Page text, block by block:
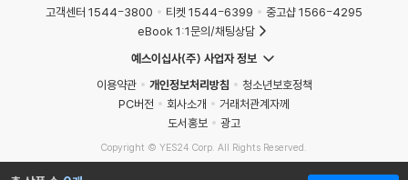
고객센터 1544-3800 티켓 1544-6399
중고샵 1566-4295
eBook 1:1문의/채팅상담
예스이십사(주) 사업자 정보
이용약관
개인정보처리방침
청소년보호정책
PC버전
회사소개
거래처관계자께
도서홍보
광고
Copyright © YES24 Corp. All Rights Reserved.
MATOM14